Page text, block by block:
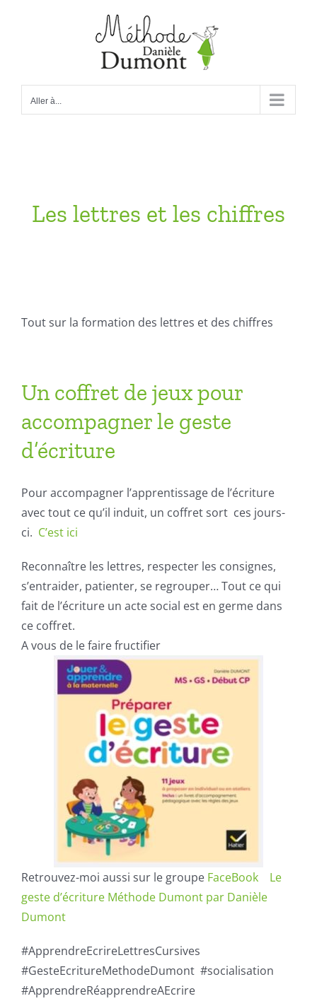
Aller à...
Les lettres et les chiffres
Tout sur la formation des lettres et des chiffres
Un coffret de jeux pour
accompagner le geste
d’écriture
Pour accompagner l’apprentissage de l’écriture
avec tout ce qu’il induit, un coffret sort ces jours-
ci. C’est ici
Reconnaître les lettres, respecter les consignes,
s’entraider, patienter, se regrouper… Tout ce qui
fait de l’écriture un acte social est en germe dans
ce coffret.
A vous de le faire fructifier
Retrouvez-moi aussi sur le groupe FaceBook Le
geste d’écriture Méthode Dumont par Danièle
Dumont
#ApprendreEcrireLettresCursives
#GesteEcritureMethodeDumont #socialisation
#ApprendreRéapprendreAEcrire